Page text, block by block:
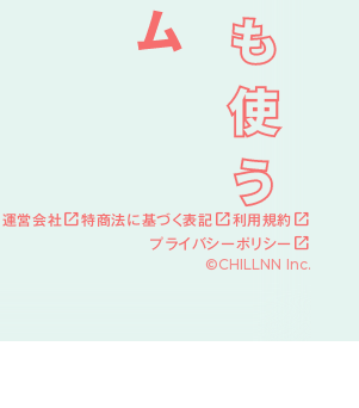
運営会社launch特商法に基づく表記launch利用規約 launch
プライバシーポリシー launch
©CHILLNN Inc.